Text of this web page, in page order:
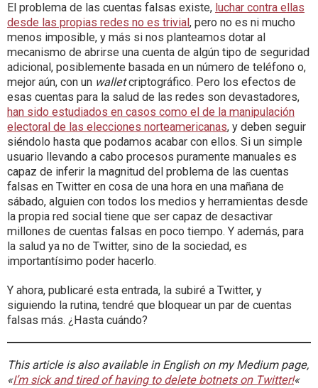
El problema de las cuentas falsas existe, luchar contra ellas
desde las propias redes no es trivial , pero no es ni mucho
menos imposible, y más si nos planteamos dotar al
mecanismo de abrirse una cuenta de algún tipo de seguridad
adicional, posiblemente basada en un número de teléfono o,
mejor aún, con un walletcriptográfico. Pero los efectos de
esas cuentas para la salud de las redes son devastadores,
han sido estudiados en casos como el de la manipulación
electoral de las elecciones norteamericanas, y deben seguir
siéndolo hasta que podamos acabar con ellos. Si un simple
usuario llevando a cabo procesos puramente manuales es
capaz de inferir la magnitud del problema de las cuentas
falsas en Twitter en cosa de una hora en una mañana de
sábado, alguien con todos los medios y herramientas desde
la propia red social tiene que ser capaz de desactivar
millones de cuentas falsas en poco tiempo. Y además, para
la salud ya no de Twitter, sino de la sociedad, es
importantísimo poder hacerlo.
Y ahora, publicaré esta entrada, la subiré a Twitter, y
siguiendo la rutina, tendré que bloquear un par de cuentas
falsas más. ¿Hasta cuándo?
This article is also available in English on my Medium page,
«I’m sick and tired of having to delete botnets on Twitter!«